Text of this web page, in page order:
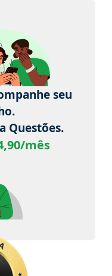
seu
Questões.
mês